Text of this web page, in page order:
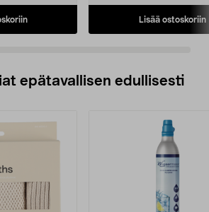
Lisää ostoskoriin
epätavallisen edullisesti